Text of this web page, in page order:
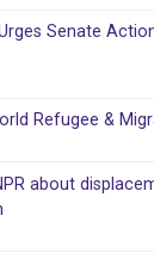
Senate
Refugee &
about